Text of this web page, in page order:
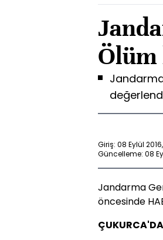
Ölüm
Giriş: 08 Eylül
Güncelleme: 08
Jandarma
öncesinde